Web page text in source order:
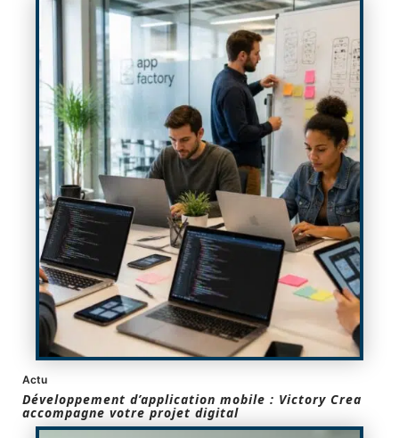
Actu
Développement d’application mobile : Victory Crea
accompagne votre projet digital